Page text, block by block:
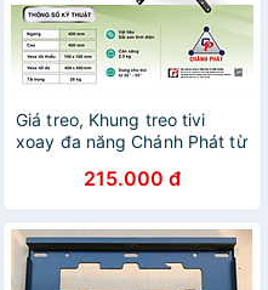
Giá treo, Khung treo tivi
xoay đa năng Chánh Phát từ
góc độ - A1 - Hàng Chính
Hãng
215.000 đ